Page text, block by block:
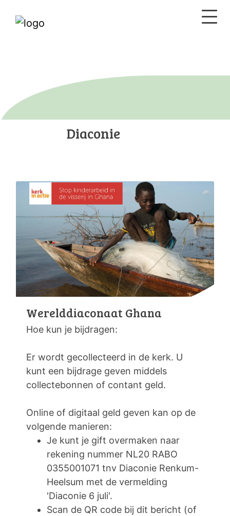
Diaconie
Werelddiaconaat Ghana
Hoe kun je bijdragen:
Er wordt gecollecteerd in de kerk. U
kunt een bijdrage geven middels
collectebonnen of contant geld.
Online of digitaal geld geven kan op de
volgende manieren:
Je kunt je gift overmaken naar
rekening nummer NL20 RABO
0355001071 tnv Diaconie Renkum-
Heelsum met de vermelding
'Diaconie 6 juli'.
Scan de QR code bij dit bericht (of